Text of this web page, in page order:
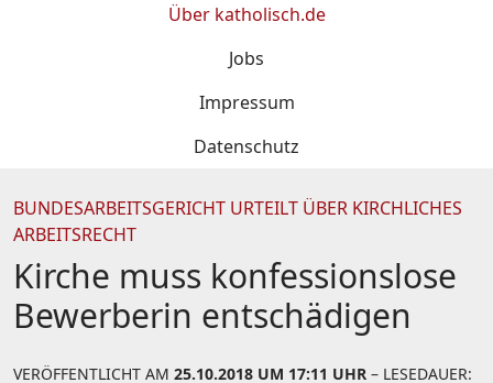
Über katholisch.de
Jobs
Impressum
Datenschutz
BUNDESARBEITSGERICHT URTEILT ÜBER KIRCHLICHES
ARBEITSRECHT
Kirche muss konfessionslose
Bewerberin entschädigen
VERÖFFENTLICHT AM 25.10.2018 UM 17:11 UHR – LESEDAUER: